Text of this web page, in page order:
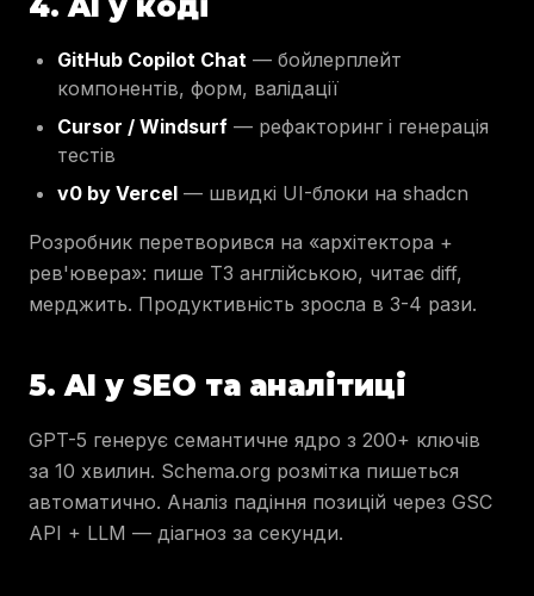
GitHub Copilot Chat — бойлерплейт
компонентів, форм, валідації
Cursor / Windsurf — рефакторинг і генерація
тестів
v0 by Vercel — швидкі UI-блоки на shadcn
Розробник перетворився на «архітектора +
рев'ювера»: пише ТЗ англійською, читає diff,
мерджить. Продуктивність зросла в 3-4 рази.
5. AI у SEO та аналітиці
GPT-5 генерує семантичне ядро з 200+ ключів
за 10 хвилин. Schema.org розмітка пишеться
автоматично. Аналіз падіння позицій через GSC
API + LLM — діагноз за секунди.